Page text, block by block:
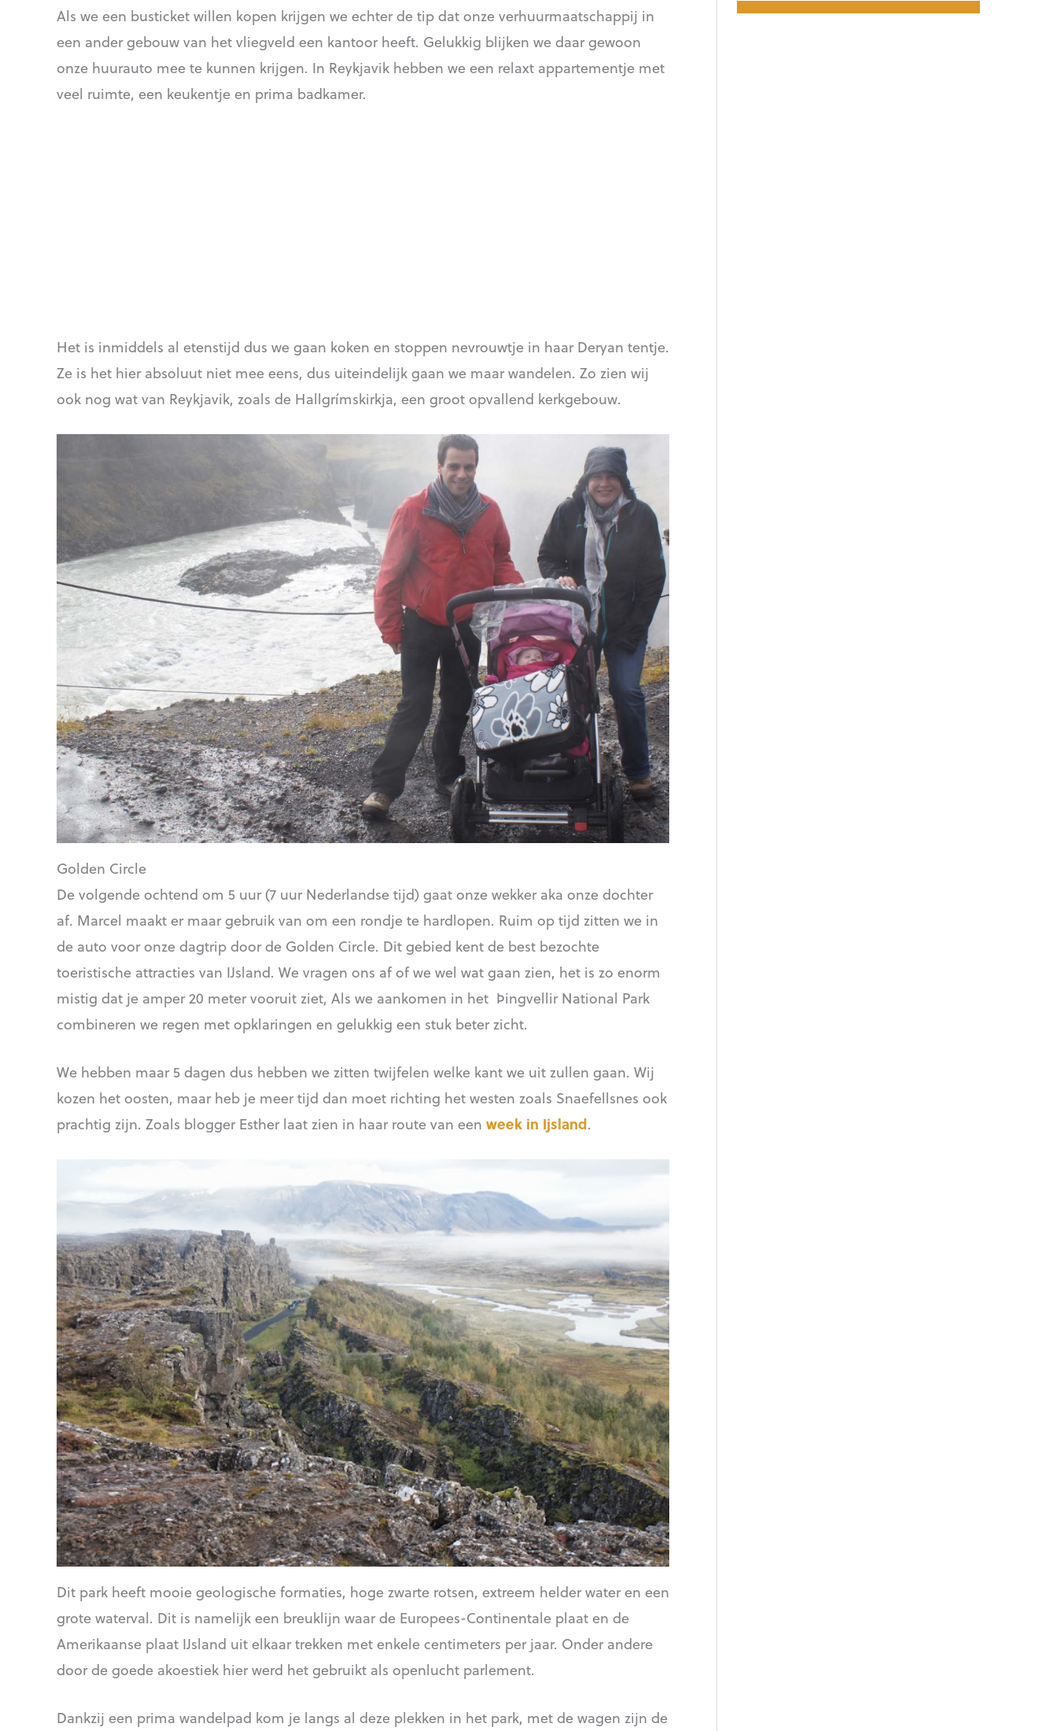
Als we een busticket willen kopen krijgen we echter de tip dat onze verhuurmaatschappij in
een ander gebouw van het vliegveld een kantoor heeft. Gelukkig blijken we daar gewoon
onze huurauto mee te kunnen krijgen. In Reykjavik hebben we een relaxt appartementje met
veel ruimte, een keukentje en prima badkamer.
Het is inmiddels al etenstijd dus we gaan koken en stoppen nevrouwtje in haar Deryan tentje.
Ze is het hier absoluut niet mee eens, dus uiteindelijk gaan we maar wandelen. Zo zien wij
ook nog wat van Reykjavik, zoals de Hallgrímskirkja, een groot opvallend kerkgebouw.
Golden Circle
De volgende ochtend om 5 uur (7 uur Nederlandse tijd) gaat onze wekker aka onze dochter
af. Marcel maakt er maar gebruik van om een rondje te hardlopen. Ruim op tijd zitten we in
de auto voor onze dagtrip door de Golden Circle. Dit gebied kent de best bezochte
toeristische attracties van IJsland. We vragen ons af of we wel wat gaan zien, het is zo enorm
mistig dat je amper 20 meter vooruit ziet, Als we aankomen in het Þingvellir National Park
combineren we regen met opklaringen en gelukkig een stuk beter zicht.
We hebben maar 5 dagen dus hebben we zitten twijfelen welke kant we uit zullen gaan. Wij
kozen het oosten, maar heb je meer tijd dan moet richting het westen zoals Snaefellsnes ook
prachtig zijn. Zoals blogger Esther laat zien in haar route van een week in Ijsland.
Dit park heeft mooie geologische formaties, hoge zwarte rotsen, extreem helder water en een
grote waterval. Dit is namelijk een breuklijn waar de Europees-Continentale plaat en de
Amerikaanse plaat IJsland uit elkaar trekken met enkele centimeters per jaar. Onder andere
door de goede akoestiek hier werd het gebruikt als openlucht parlement.
Dankzij een prima wandelpad kom je langs al deze plekken in het park, met de wagen zijn de